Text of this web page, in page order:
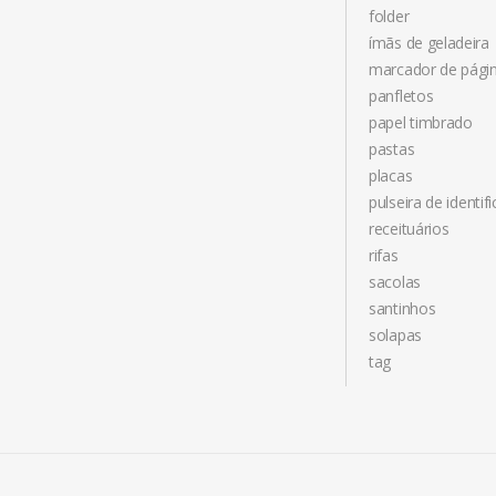
folder
ímãs de geladeira
marcador de
panfletos
papel timbrado
pastas
placas
pulseira de
receituários
rifas
sacolas
santinhos
solapas
tag